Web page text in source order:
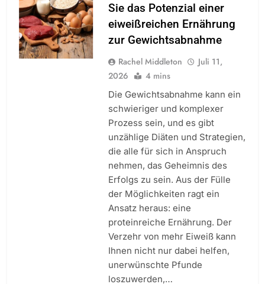
Sie das Potenzial einer
eiweißreichen Ernährung
zur Gewichtsabnahme
Rachel Middleton
Juli 11,
2026
4 mins
Die Gewichtsabnahme kann ein
schwieriger und komplexer
Prozess sein, und es gibt
unzählige Diäten und Strategien,
die alle für sich in Anspruch
nehmen, das Geheimnis des
Erfolgs zu sein. Aus der Fülle
der Möglichkeiten ragt ein
Ansatz heraus: eine
proteinreiche Ernährung. Der
Verzehr von mehr Eiweiß kann
Ihnen nicht nur dabei helfen,
unerwünschte Pfunde
loszuwerden,…